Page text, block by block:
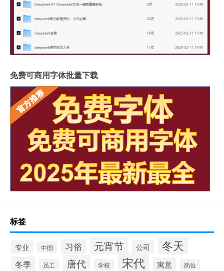
免费可商用字体批量下载
标签
专业 中国 习俗 元宵节 公司 冬天
冬季 员工 唐代 学校 宋代 寓意 岗位